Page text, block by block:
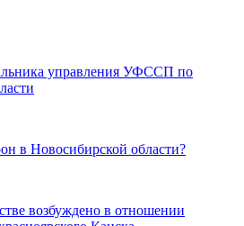
управления УФССП по
в Новосибирской области?
возбуждено в отношении